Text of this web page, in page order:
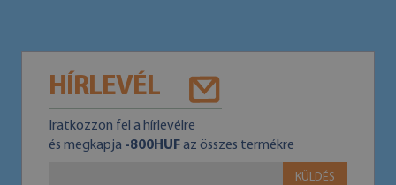
HÍRLEVÉL
Iratkozzon fel a hírlevélre
és megkapja -800HUFaz összes termékre
KÜLDÉS